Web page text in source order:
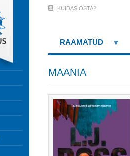
Menu
(logged
KUIDAS OSTA?
RAAMATUD
MAANIA